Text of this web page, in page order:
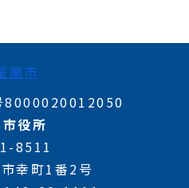
8000020012050
役所
8511
幸町1番2号